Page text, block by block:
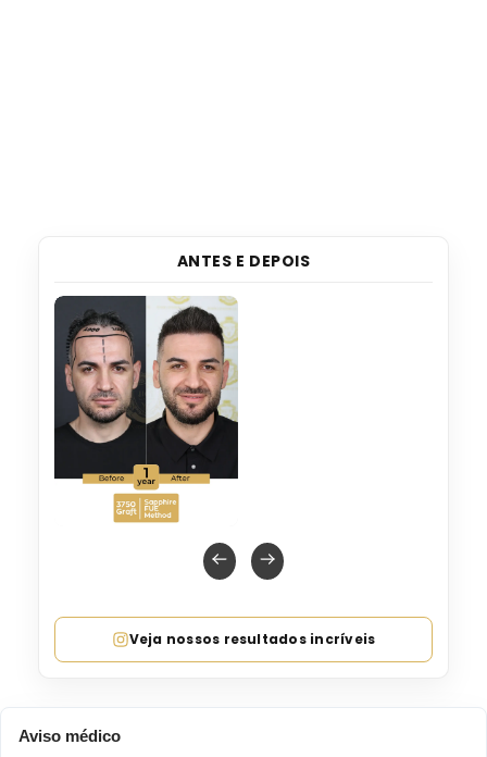
ANTES E DEPOIS
Veja nossos resultados incríveis
Aviso médico